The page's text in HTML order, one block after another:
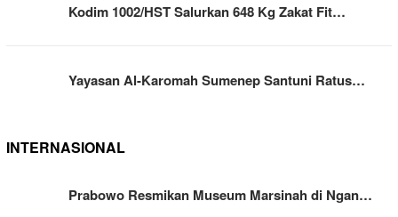
Kodim 1002/HST Salurkan 648 Kg Zakat Fit…
Yayasan Al-Karomah Sumenep Santuni Ratus…
INTERNASIONAL
Prabowo Resmikan Museum Marsinah di Ngan…